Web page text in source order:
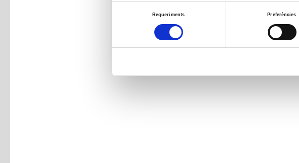
Requeriments Preferències